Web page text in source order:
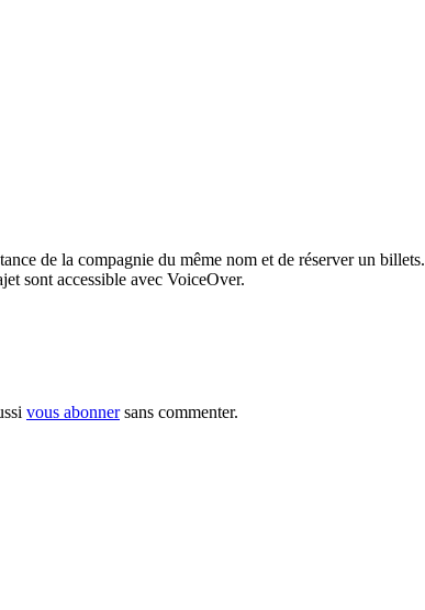
de la compagnie du même nom et de réserver un billets.
sont accessible avec VoiceOver.
vous abonnersans commenter.